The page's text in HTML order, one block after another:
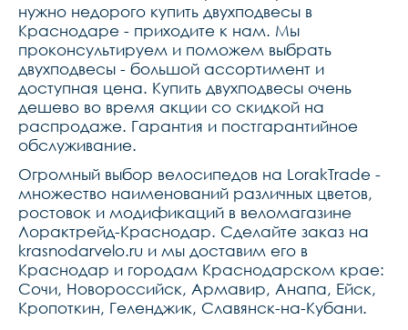
обод 40мм,цепьkmc
x10,руль zoom alloy
760w*2.2t ,вынос
z28.6*31.8mm  e:40mm
h:40mm,подседельный
штырь 30,9*350,рулевая
колонка neco на промах
коническая,седло lorak
полиуретан,педали alloy
wellgo
нужно недорого купить двухподвесы в
Краснодаре - приходите к нам. Мы
проконсультируем и поможем выбрать
двухподвесы - большой ассортимент и
доступная цена. Купить двухподвесы очень
дешево во время акции со скидкой на
распродаже. Гарантия и постгарантийное
обслуживание.
Огромный выбор велосипедов на LorakTrade -
множество наименований различных цветов,
ростовок и модификаций в веломагазине
Лорактрейд-Краснодар. Сделайте заказ на
krasnodarvelo.ru и мы доставим его в
Краснодар и городам Краснодарском крае:
Сочи, Новороссийск, Армавир, Анапа, Ейск,
Кропоткин, Геленджик, Славянск-на-Кубани.